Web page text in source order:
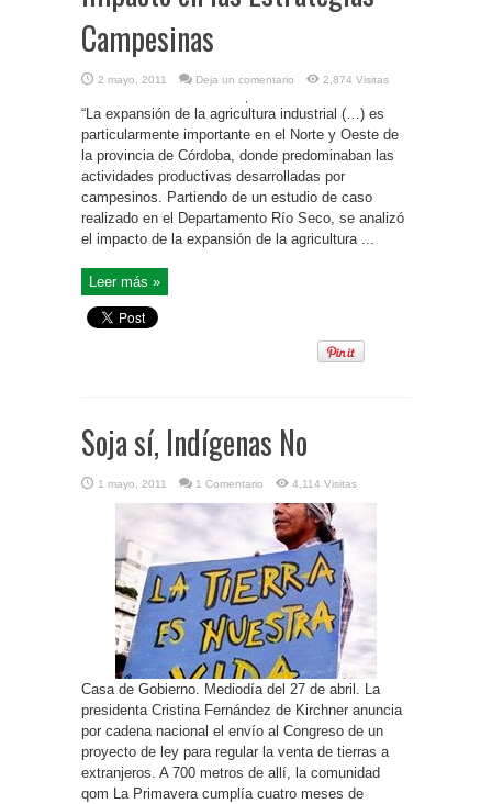
Campesinas
2 mayo, 2011 Deja un comentario 2,874 Visitas
“La expansión de la agricultura industrial (…) es
particularmente importante en el Norte y Oeste de
la provincia de Córdoba, donde predominaban las
actividades productivas desarrolladas por
campesinos. Partiendo de un estudio de caso
realizado en el Departamento Río Seco, se analizó
el impacto de la expansión de la agricultura ...
Leer más »
Soja sí, Indígenas No
1 mayo, 2011 1 Comentario 4,114 Visitas
Casa de Gobierno. Mediodía del 27 de abril. La
presidenta Cristina Fernández de Kirchner anuncia
por cadena nacional el envío al Congreso de un
proyecto de ley para regular la venta de tierras a
extranjeros. A 700 metros de allí, la comunidad
qom La Primavera cumplía cuatro meses de